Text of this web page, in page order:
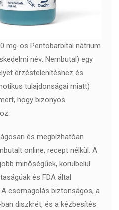
mg-os Pentobarbital nátrium
név: Nembutal) egy
érzéstelenítéshez és
tulajdonságai miatt)
hogy bizonyos
és megbízhatóan
online, recept nélkül. A
minőségűek, körülbelül
és FDA által
csomagolás biztonságos, a
diszkrét, és a kézbesítés